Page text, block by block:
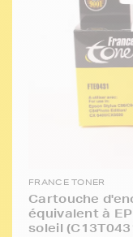
FRANCE TONER
Cartouche
équivalent à
soleil